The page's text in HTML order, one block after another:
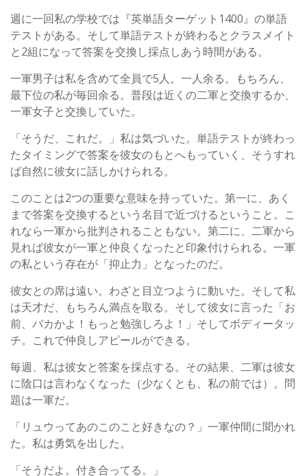
週に一回私の学校では『英単語ターゲット1400』の単語
テストがある。そして単語テストが終わるとクラスメイト
と2組になって答案を交換し採点しあう時間がある。
一軍男子は私を含めて全員で5人。一人余る。もちろん、
最下位の私が毎回余る。普段は近くの二軍と交換するか、
一軍女子と交換していた。
「そうだ、これだ。」私は気づいた。単語テストが終わっ
たタイミングで答案を彼女のもとへもっていく、そうすれ
ば自然に彼女に話しかけられる。
このことは2つの重要な意味を持っていた。第一に、あく
まで答案を交換するという名目で近づけるということ。こ
れなら一軍から批判されることもない。第二に、二軍から
見れば彼女が一軍と仲良くなったと印象付けられる。一軍
の私という存在が「抑止力」となったのだ。
彼女との席は遠い。わざと目立つように動いた。そして私
は天才だ、もちろん満点を取る。そして彼女に言った「お
前、バカかよ！もっと勉強しろよ！」そしてボディータッ
チ。これで仲良しアピールができる。
毎週、私は彼女と答案を採点する。その結果、二軍は彼女
に陰口は言わなくなった（少なくとも、私の前では）。問
題は一軍だ。
「リュウってあのこのこと好きなの？」一軍仲間に聞かれ
た。私は勇気を出した。
「そうだよ。付き合ってる。」